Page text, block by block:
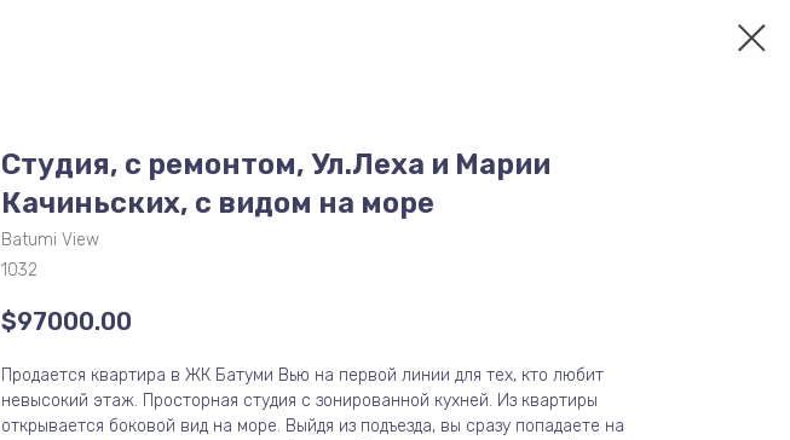
Студия, с ремонтом, Ул.Леха и Марии
Качиньских, с видом на море
Batumi View
1032
$97000.00
Продается квартира в ЖК Батуми Вью на первой линии для тех, кто любит
невысокий этаж. Просторная студия с зонированной кухней. Из квартиры
открывается боковой вид на море. Выйдя из подъезда, вы сразу попадаете на